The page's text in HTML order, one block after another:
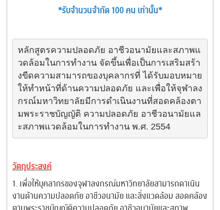
*รับจำนวนจำกัด 100 คน เท่านั้น*
หลักสูตรความปลอดภัย อาชีวอนามัยและสภาพแ
วดล้อมในการทำงาน จัดขึ้นเพื่อเป็นการเสริมสร้า
งขีดความสามารถของบุคลากรที่ ได้รับมอบหมาย
ให้ทำหน้าที่ด้านความปลอดภัย และเพื่อให้จุฬาลง
กรณ์มหาวิทยาลัยมีการดำเนินงานที่สอดคล้องตา
มพระราชบัญญัติ ความปลอดภัย อาชีวอนามัยแล
ะสภาพแวดล้อมในการทํางาน พ.ศ. 2554
วัตถุประสงค์
1. เพื่อให้บุคลากรของจุฬาลงกรณ์มหาวิทยาลัยสามารถดาเนิน
งานด้านความปลอดภัย อาชีวอนามัย และสิ่งแวดล้อม สอดคล้อง